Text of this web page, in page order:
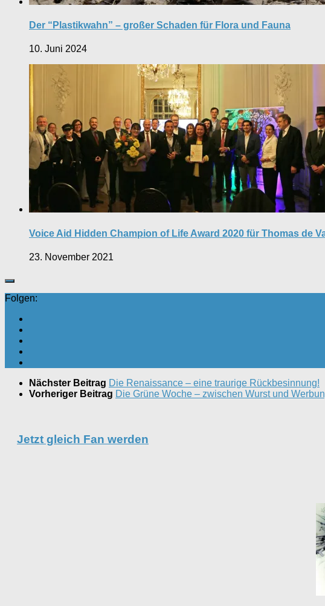
Der “Plastikwahn” – großer Schaden für Flora und Fauna
10. Juni 2024
Voice Aid Hidden Champion of Life Award 2020 für Thomas de
23. November 2021
Folgen:
Nächster Beitrag Die Renaissance – eine traurige Rückbesinnung!
Vorheriger Beitrag Die Grüne Woche – zwischen Wurst und
Jetzt gleich Fan werden